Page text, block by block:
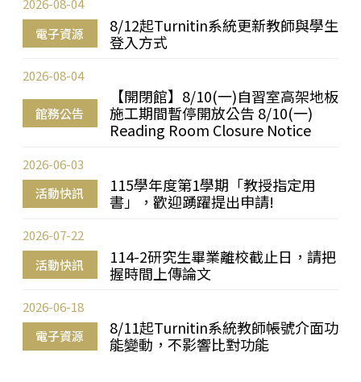
電子資源
8/12起Turnitin系統更新教師與學生
登入方式
2026-08-04
館務公告
【開閉館】8/10(一)自習室高架地板
施工期間暫停開放公告 8/10(一)
Reading Room Closure Notice
2026-08-04
活動快訊
115學年度第1學期「教授指定用
書」，歡迎踴躍提出申請!
2026-06-03
活動快訊
114-2研究生畢業離校截止日，請把
握時間上傳論文
2026-07-22
電子資源
8/11起Turnitin系統教師帳號介面功
能變動，不影響比對功能
2026-06-18